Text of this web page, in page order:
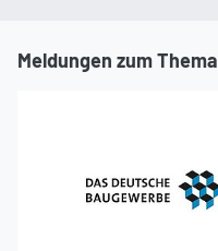
Meldungen zum Thema